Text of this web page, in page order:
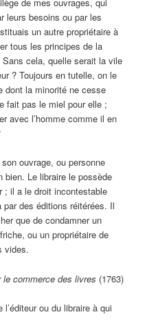
leurs besoins ou par les
un autre propriétaire à
tous les principes de la
cela, quelle serait la vile
? Toujours en tutelle, on le
dont la minorité ne cesse
fait pas le miel pour elle ;
avec l’homme comme il en
ouvrage, ou personne
bien. Le libraire le possède
; il a le droit incontestable
par des éditions réitérées. Il
que de condamner un
ou un propriétaire de
vides.
le commerce des livres (1763)
ou du libraire à qui